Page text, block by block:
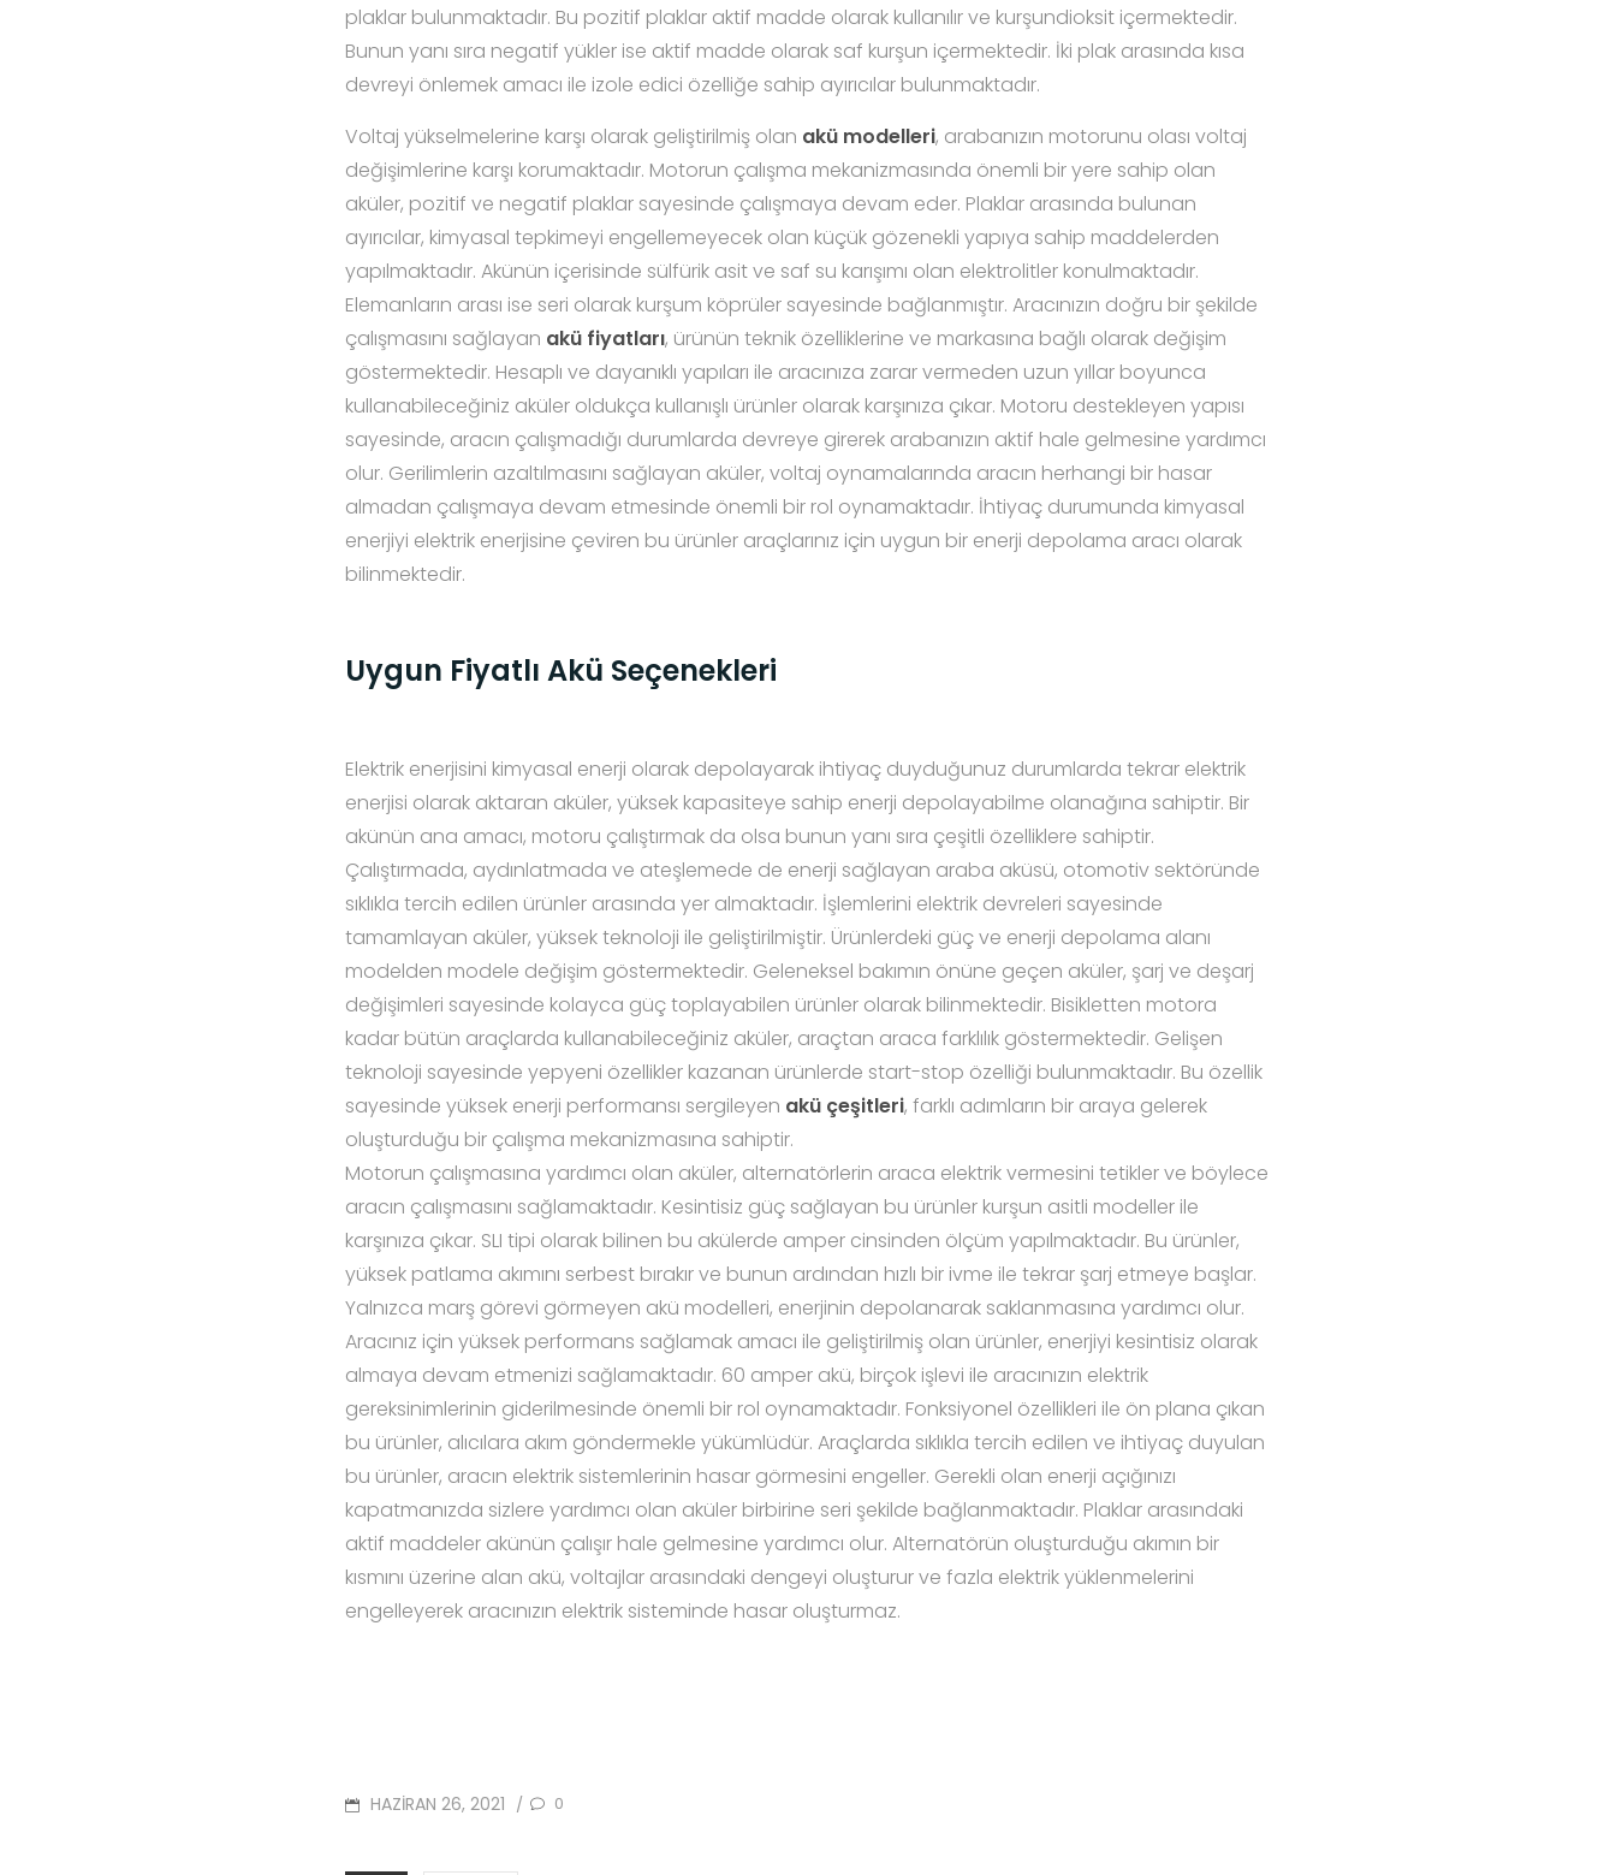
plaklar bulunmaktadır. Bu pozitif plaklar aktif madde olarak kullanılır ve kurşundioksit içermektedir.
Bunun yanı sıra negatif yükler ise aktif madde olarak saf kurşun içermektedir. İki plak arasında kısa
devreyi önlemek amacı ile izole edici özelliğe sahip ayırıcılar bulunmaktadır.
Voltaj yükselmelerine karşı olarak geliştirilmiş olan akü modelleri, arabanızın motorunu olası voltaj
değişimlerine karşı korumaktadır. Motorun çalışma mekanizmasında önemli bir yere sahip olan
aküler, pozitif ve negatif plaklar sayesinde çalışmaya devam eder. Plaklar arasında bulunan
ayırıcılar, kimyasal tepkimeyi engellemeyecek olan küçük gözenekli yapıya sahip maddelerden
yapılmaktadır. Akünün içerisinde sülfürik asit ve saf su karışımı olan elektrolitler konulmaktadır.
Elemanların arası ise seri olarak kurşum köprüler sayesinde bağlanmıştır. Aracınızın doğru bir şekilde
çalışmasını sağlayan akü fiyatları, ürünün teknik özelliklerine ve markasına bağlı olarak değişim
göstermektedir. Hesaplı ve dayanıklı yapıları ile aracınıza zarar vermeden uzun yıllar boyunca
kullanabileceğiniz aküler oldukça kullanışlı ürünler olarak karşınıza çıkar. Motoru destekleyen yapısı
sayesinde, aracın çalışmadığı durumlarda devreye girerek arabanızın aktif hale gelmesine yardımcı
olur. Gerilimlerin azaltılmasını sağlayan aküler, voltaj oynamalarında aracın herhangi bir hasar
almadan çalışmaya devam etmesinde önemli bir rol oynamaktadır. İhtiyaç durumunda kimyasal
enerjiyi elektrik enerjisine çeviren bu ürünler araçlarınız için uygun bir enerji depolama aracı olarak
bilinmektedir.
Uygun Fiyatlı Akü Seçenekleri
Elektrik enerjisini kimyasal enerji olarak depolayarak ihtiyaç duyduğunuz durumlarda tekrar elektrik
enerjisi olarak aktaran aküler, yüksek kapasiteye sahip enerji depolayabilme olanağına sahiptir. Bir
akünün ana amacı, motoru çalıştırmak da olsa bunun yanı sıra çeşitli özelliklere sahiptir.
Çalıştırmada, aydınlatmada ve ateşlemede de enerji sağlayan araba aküsü, otomotiv sektöründe
sıklıkla tercih edilen ürünler arasında yer almaktadır. İşlemlerini elektrik devreleri sayesinde
tamamlayan aküler, yüksek teknoloji ile geliştirilmiştir. Ürünlerdeki güç ve enerji depolama alanı
modelden modele değişim göstermektedir. Geleneksel bakımın önüne geçen aküler, şarj ve deşarj
değişimleri sayesinde kolayca güç toplayabilen ürünler olarak bilinmektedir. Bisikletten motora
kadar bütün araçlarda kullanabileceğiniz aküler, araçtan araca farklılık göstermektedir. Gelişen
teknoloji sayesinde yepyeni özellikler kazanan ürünlerde start-stop özelliği bulunmaktadır. Bu özellik
sayesinde yüksek enerji performansı sergileyen akü çeşitleri, farklı adımların bir araya gelerek
oluşturduğu bir çalışma mekanizmasına sahiptir.
Motorun çalışmasına yardımcı olan aküler, alternatörlerin araca elektrik vermesini tetikler ve böylece
aracın çalışmasını sağlamaktadır. Kesintisiz güç sağlayan bu ürünler kurşun asitli modeller ile
karşınıza çıkar. SLI tipi olarak bilinen bu akülerde amper cinsinden ölçüm yapılmaktadır. Bu ürünler,
yüksek patlama akımını serbest bırakır ve bunun ardından hızlı bir ivme ile tekrar şarj etmeye başlar.
Yalnızca marş görevi görmeyen akü modelleri, enerjinin depolanarak saklanmasına yardımcı olur.
Aracınız için yüksek performans sağlamak amacı ile geliştirilmiş olan ürünler, enerjiyi kesintisiz olarak
almaya devam etmenizi sağlamaktadır. 60 amper akü, birçok işlevi ile aracınızın elektrik
gereksinimlerinin giderilmesinde önemli bir rol oynamaktadır. Fonksiyonel özellikleri ile ön plana çıkan
bu ürünler, alıcılara akım göndermekle yükümlüdür. Araçlarda sıklıkla tercih edilen ve ihtiyaç duyulan
bu ürünler, aracın elektrik sistemlerinin hasar görmesini engeller. Gerekli olan enerji açığınızı
kapatmanızda sizlere yardımcı olan aküler birbirine seri şekilde bağlanmaktadır. Plaklar arasındaki
aktif maddeler akünün çalışır hale gelmesine yardımcı olur. Alternatörün oluşturduğu akımın bir
kısmını üzerine alan akü, voltajlar arasındaki dengeyi oluşturur ve fazla elektrik yüklenmelerini
engelleyerek aracınızın elektrik sisteminde hasar oluşturmaz.
POSTED
HAZIRAN 26, 2021 / 0